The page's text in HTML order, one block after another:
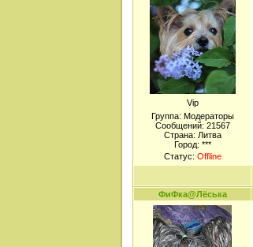
Viр
Группа: Модераторы
Сообщений: 21567
Страна: Литва
Город: ***
Статус: Offline
ФиФка@Лёська